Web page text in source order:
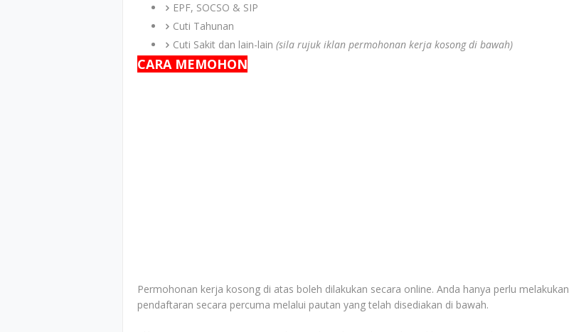
EPF, SOCSO & SIP
Cuti Tahunan
Cuti Sakit dan lain-lain (sila rujuk iklan permohonan kerja kosong di bawah)
CARA MEMOHON
Permohonan kerja kosong di atas boleh dilakukan secara online. Anda hanya perlu melakukan
pendaftaran secara percuma melalui pautan yang telah disediakan di bawah.